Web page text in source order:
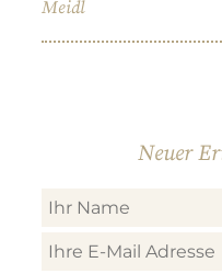
Meidl
Neuer